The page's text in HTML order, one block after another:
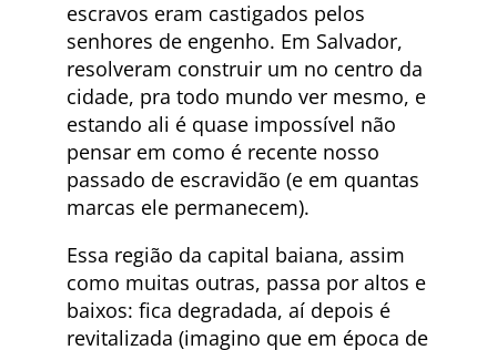
escravos eram castigados pelos
senhores de engenho. Em Salvador,
resolveram construir um no centro da
cidade, pra todo mundo ver mesmo, e
estando ali é quase impossível não
pensar em como é recente nosso
passado de escravidão (e em quantas
marcas ele permanecem).
Essa região da capital baiana, assim
como muitas outras, passa por altos e
baixos: fica degradada, aí depois é
revitalizada (imagino que em época de